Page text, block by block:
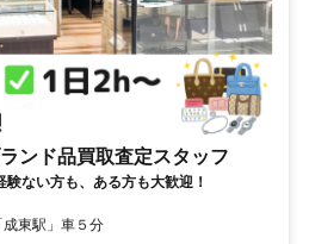
ンド品買取査定スタッフ
ない方も、ある方も大歓迎！
東駅」車５分